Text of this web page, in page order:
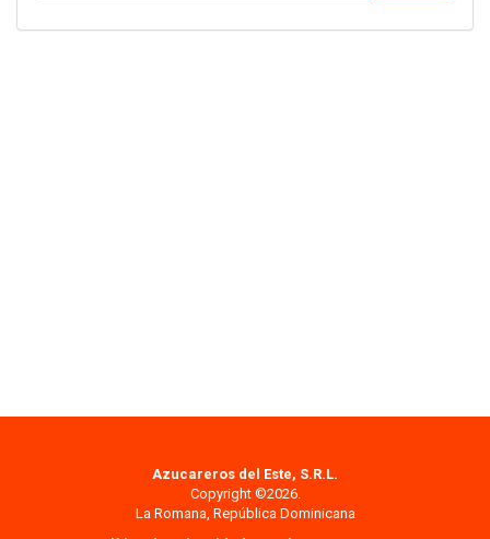
Azucareros del Este, S.R.L.
Copyright ©2026.
La Romana, República Dominicana